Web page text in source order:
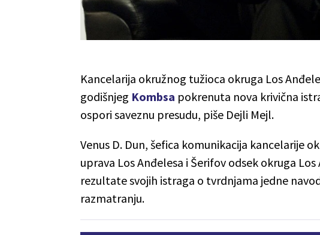
Kancelarija okružnog tužioca okruga Los
godišnjeg Kombsa pokrenuta nova krivična
ospori saveznu presudu, piše Dejli Mejl.
Venus D. Dun, šefica komunikacija kancelarije
uprava Los Anđelesa i Šerifov odsek okruga
rezultate svojih istraga o tvrdnjama jedne
razmatranju.